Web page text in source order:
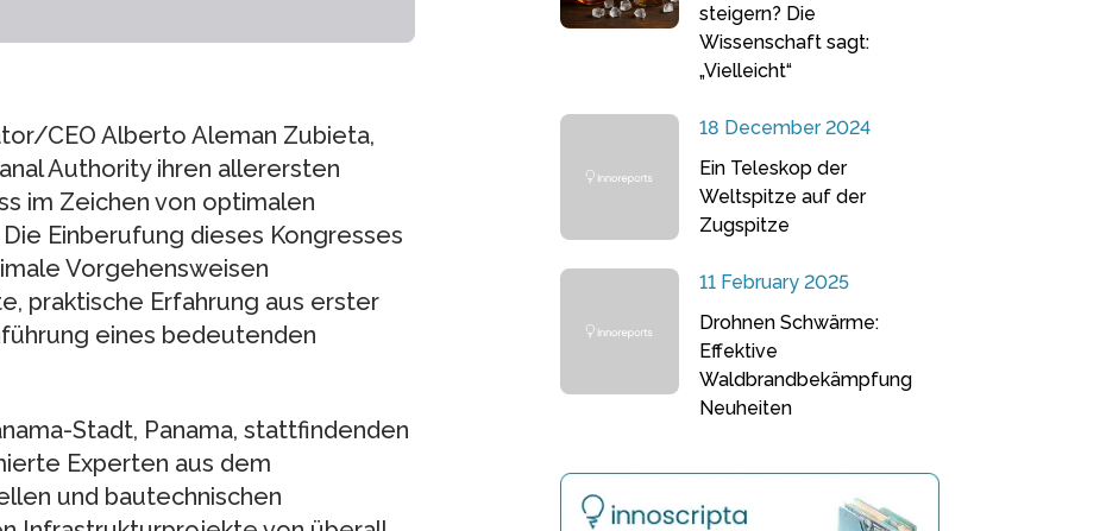
CEO Alberto Aleman Zubieta,
Authority ihren allerersten
im Zeichen von optimalen
Einberufung dieses Kongresses
Vorgehensweisen
praktische Erfahrung aus erster
eines bedeutenden
Stadt, Panama, stattfindenden
Experten aus dem
und bautechnischen
steigern? Die
Wissenschaft sagt:
„Vielleicht“
18 December 2024
Ein Teleskop der
Weltspitze auf der
Zugspitze
11 February 2025
Drohnen Schwärme:
Effektive
Waldbrandbekämpfung
Neuheiten